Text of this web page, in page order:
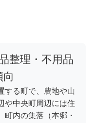
整理・不用品
向
する町で、農地や山
や中央町周辺には住
町内の集落（本郷・